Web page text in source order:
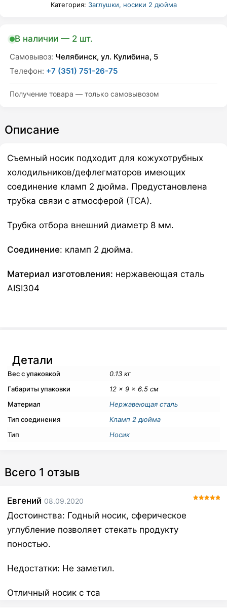
Категория: Заглушки, носики 2 дюйма
В наличии — 2 шт.
Самовывоз: Челябинск, ул. Кулибина, 5
Телефон: +7 (351) 751-26-75
Получение товара — только самовывозом
Описание
Съемный носик подходит для кожухотрубных
холодильников/дефлегматоров имеющих
соединение кламп 2 дюйма. Предустановлена
трубка связи с атмосферой (ТСА).
Трубка отбора внешний диаметр 8 мм.
Соединение: кламп 2 дюйма.
Материал изготовления: нержавеющая сталь
AISI304
Детали
Вес с упаковкой
0.13 кг
Габариты упаковки
12 × 9 × 6.5 см
Материал
Нержавеющая сталь
Тип соединения
Кламп 2 дюйма
Тип
Носик
Всего 1 отзыв
Евгений 08.09.2020
Достоинства: Годный носик, сферическое
углубление позволяет стекать продукту
поностью.
Недостатки: Не заметил.
Отличный носик с тса